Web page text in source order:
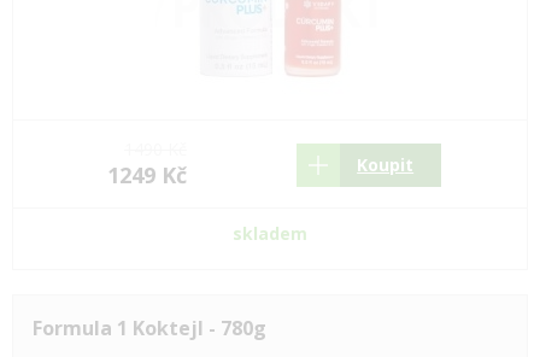
1249 Kč Koupit
skladem
Formula 1 Koktejl - 780g